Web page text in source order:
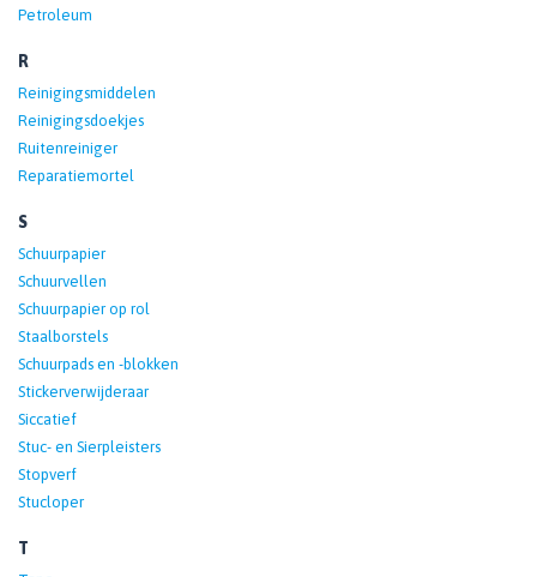
Petroleum
R
Reinigingsmiddelen
Reinigingsdoekjes
Ruitenreiniger
Reparatiemortel
S
Schuurpapier
Schuurvellen
Schuurpapier op rol
Staalborstels
Schuurpads en -blokken
Stickerverwijderaar
Siccatief
Stuc- en Sierpleisters
Stopverf
Stucloper
T